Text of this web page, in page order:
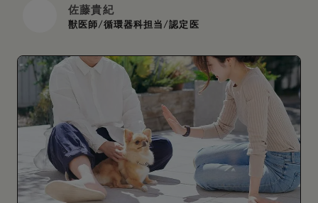
佐藤貴紀
獣医師/循環器科担当/認定医